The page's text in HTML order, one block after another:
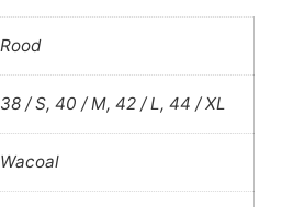
Rood
38 / S, 40 / M, 42 / L, 44 / XL
Wacoal